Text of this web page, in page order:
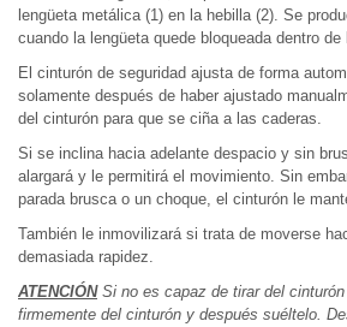
lengüeta metálica (1) en la hebilla (2). Se
cuando la lengüeta quede bloqueada dentro de
El cinturón de seguridad ajusta de forma
solamente después de haber ajustado
del cinturón para que se ciña a las caderas.
Si se inclina hacia adelante despacio y sin
alargará y le permitirá el movimiento. Sin
parada brusca o un choque, el cinturón le
También le inmovilizará si trata de moverse
demasiada rapidez.
ATENCIÓNSi no es capaz de tirar del
firmemente del cinturón y después suéltelo.